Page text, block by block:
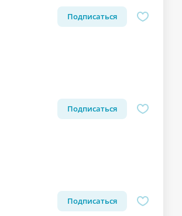
Подписаться
Подписаться
Подписаться